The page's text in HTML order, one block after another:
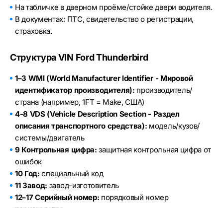
На табличке в дверном проёме/стойке двери водителя.
В документах: ПТС, свидетельство о регистрации,
страховка.
Структура VIN Ford Thunderbird
1–3 WMI (World Manufacturer Identifier - Мировой
идентификатор производителя): производитель/
страна (например, 1FT = Make, США)
4-8 VDS (Vehicle Description Section - Раздел
описания транспортного средства): модель/кузов/
системы/двигатель
9 Контрольная цифра: защитная контрольная цифра от
ошибок
10 Год: специальный код
11 Завод: завод-изготовитель
12–17 Серийный номер: порядковый номер